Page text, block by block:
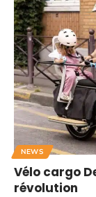
NEWS
Vélo cargo
révolution